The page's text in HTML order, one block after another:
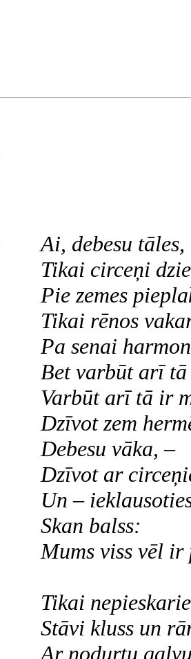
Ai, debesu
Tikai circeņi
Pie zemes
Tikai rēnos
Pa senai
Bet varbūt arī
Varbūt arī tā ir
Dzīvot zem
Debesu vāka, –
Dzīvot ar
Un –
Skan balss:
Mums viss vēl ir
Tikai
Stāvi kluss un
Ar nodurtu